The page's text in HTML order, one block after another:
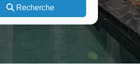
Recherche